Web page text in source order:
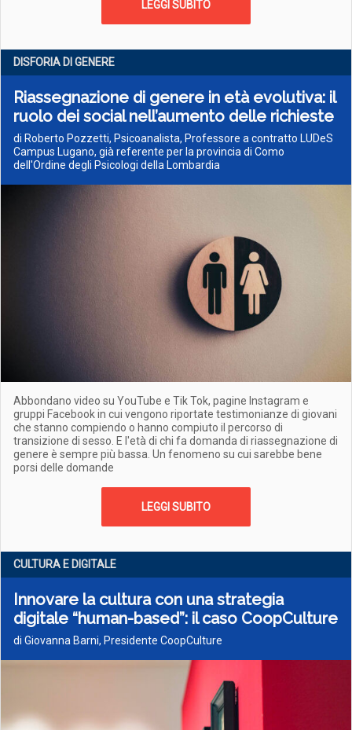
LEGGI SUBITO
DISFORIA DI GENERE
Riassegnazione di genere in età evolutiva: il
ruolo dei social nell’aumento delle richieste
di Roberto Pozzetti, Psicoanalista, Professore a contratto LUDeS
Campus Lugano, già referente per la provincia di Como
dell'Ordine degli Psicologi della Lombardia
Abbondano video su YouTube e Tik Tok, pagine Instagram e
gruppi Facebook in cui vengono riportate testimonianze di giovani
che stanno compiendo o hanno compiuto il percorso di
transizione di sesso. E l'età di chi fa domanda di riassegnazione di
genere è sempre più bassa. Un fenomeno su cui sarebbe bene
porsi delle domande
LEGGI SUBITO
CULTURA E DIGITALE
Innovare la cultura con una strategia
digitale “human-based”: il caso CoopCulture
di Giovanna Barni, Presidente CoopCulture